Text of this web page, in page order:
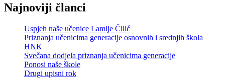
Najnoviji članci
Uspjeh naše učenice Lamije Čilić
Priznanja učenicima generacije osnovnih i srednjih škola
HNK
Svečana dodjela priznanja učenicima generacije
Ponosi naše škole
Drugi upisni rok